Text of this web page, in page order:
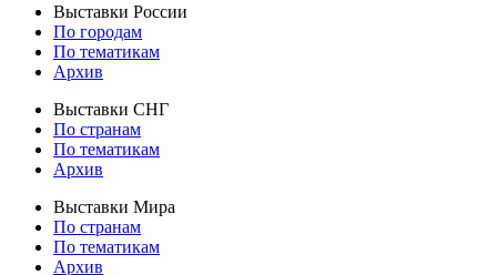
Выставки России
По городам
По тематикам
Архив
Выставки СНГ
По странам
По тематикам
Архив
Выставки Мира
По странам
По тематикам
Архив